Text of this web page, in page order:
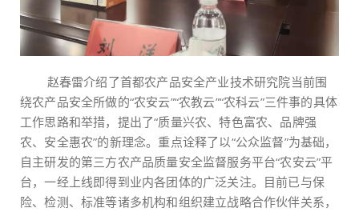
赵春雷介绍了首都农产品安全产业技术研究院当前围
绕农产品安全所做的“农安云”“农教云”“农科云”三件事的具体
工作思路和举措，提出了“质量兴农、特色富农、品牌强
农、安全惠农”的新理念。重点诠释了以“公众监督”为基础，
自主研发的第三方农产品质量安全监督服务平台“农安云”平
台，一经上线即得到业内各团体的广泛关注。目前已与保
险、检测、标准等诸多机构和组织建立战略合作伙伴关系，